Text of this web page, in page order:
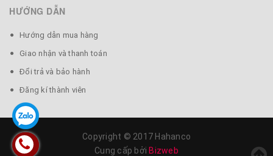
HƯỚNG DẪN
Hướng dẫn mua hàng
Giao nhận và thanh toán
Đổi trả và bảo hành
Đăng kí thành viên
Copyright © 2017 Hahanco
Cung cấp bởi Bizweb